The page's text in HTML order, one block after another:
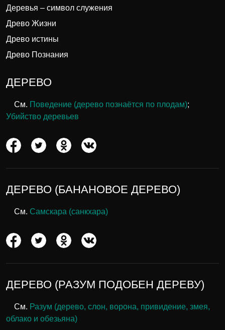
Деревья – символ служения
Древо Жизни
Древо истины
Древо Познания
ДЕРЕВО
См. Поведение (дерево познаётся по плодам);
Убийство деревьев
ДЕРЕВО (БАНАНОВОЕ ДЕРЕВО)
См. Самскара (санкхара)
ДЕРЕВО (РАЗУМ ПОДОБЕН ДЕРЕВУ)
См. Разум (дерево, слон, ворона, привидение, змея,
облако и обезьяна)